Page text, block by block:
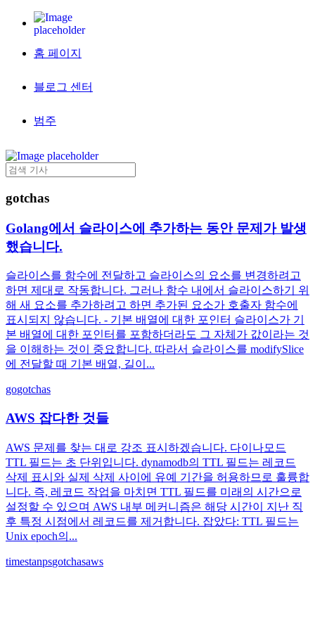
홈 페이지
블로그 센터
범주
gotchas
Golang에서 슬라이스에 추가하는 동안 문제가 발생
했습니다.
슬라이스를 함수에 전달하고 슬라이스의 요소를 변경하려고
하면 제대로 작동합니다. 그러나 함수 내에서 슬라이스하기 위
해 새 요소를 추가하려고 하면 추가된 요소가 호출자 함수에
표시되지 않습니다. - 기본 배열에 대한 포인터 슬라이스가 기
본 배열에 대한 포인터를 포함하더라도 그 자체가 값이라는 것
을 이해하는 것이 중요합니다. 따라서 슬라이스를 modifySlice
에 전달할 때 기본 배열, 길이...
gogotchas
AWS 잡다한 것들
AWS 문제를 찾는 대로 강조 표시하겠습니다. 다이나모드
TTL 필드는 초 단위입니다. dynamodb의 TTL 필드는 레코드
삭제 표시와 실제 삭제 사이에 유예 기간을 허용하므로 훌륭합
니다. 즉, 레코드 작업을 마치면 TTL 필드를 미래의 시간으로
설정할 수 있으며 AWS 내부 메커니즘은 해당 시간이 지난 직
후 특정 시점에서 레코드를 제거합니다. 잡았다: TTL 필드는
Unix epoch의...
timestanpsgotchasaws